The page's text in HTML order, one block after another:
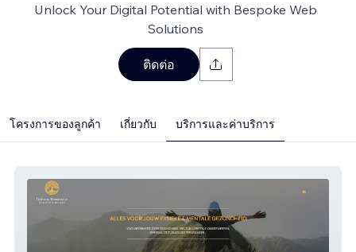
Unlock Your Digital Potential with Bespoke Web
Solutions
ติดต่อ
โครงการของลูกค้า เกี่ยวกับ บริการและค่าบริการ